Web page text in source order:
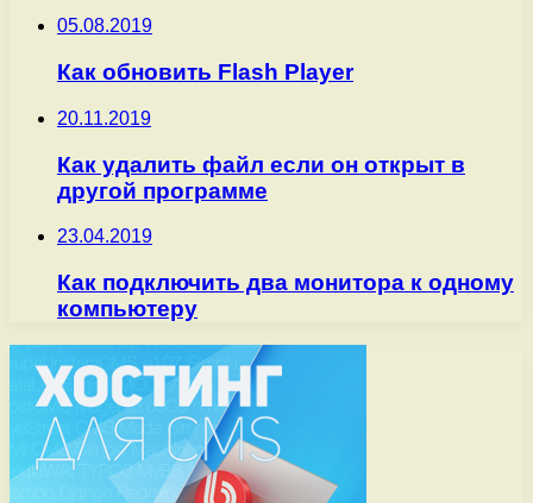
05.08.2019
Как обновить Flash Player
20.11.2019
Как удалить файл если он открыт в
другой программе
23.04.2019
Как подключить два монитора к одному
компьютеру